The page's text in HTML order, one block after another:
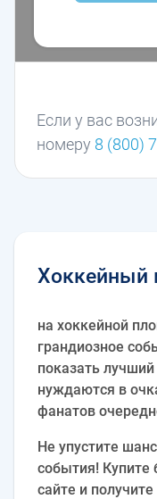
Если у вас
номеру 8 (800)
Хоккейный
на хоккейной
грандиозное
показать
нуждаются в
фанатов
Не упустите
события!
сайте и